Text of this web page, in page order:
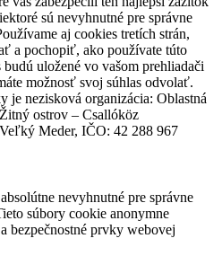
sú nevyhnutné pre správne
aj cookies tretích strán,
a pochopiť, ako používate túto
uložené vo vašom prehliadači
možnosť svoj súhlas odvolať.
je nezisková organizácia: Oblastná
ostrov – Csallóköz
Meder, IČO: 42 288 967
nevyhnutné pre správne
súbory cookie anonymne
bezpečnostné prvky webovej